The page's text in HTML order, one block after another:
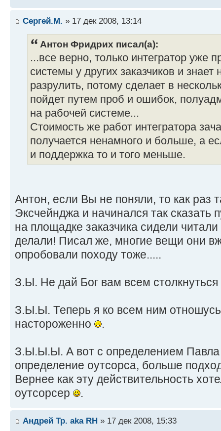
Сергей.М. » 17 дек 2008, 13:14
Антон Фридрих писал(а):
...все верно, только интегратор уже
системы у других заказчиков и знает
разрулить, потому сделает в
пойдет путем проб и ошибок,
на рабочей системе...
Стоимость же работ интегратора
получается ненамного и больше, а
и поддержка то и того меньше.
Антон, если Вы не поняли, то как раз
Эксчейнджа и начинался так сказать
на площадке заказчика сидели
делали! Писал же, многие вещи они
опробовали походу тоже.....
З.Ы. Не дай Бог вам всем
З.Ы.Ы. Теперь я ко всем ним отношусь
настороженно
.
З.Ы.Ы.Ы. А вот с определением Павла
определение оутсорса, больше
Вернее как эту действительность
оутсорсер
.
Андрей Тр. aka RH » 17 дек 2008, 15:33